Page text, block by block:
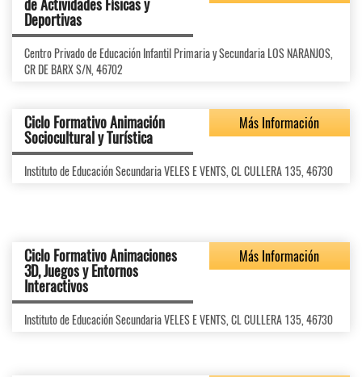
de Actividades Físicas y
Deportivas
Centro Privado de Educación Infantil Primaria y Secundaria LOS NARANJOS,
CR DE BARX S/N, 46702
Ciclo Formativo Animación
Sociocultural y Turística
Más Información
Instituto de Educación Secundaria VELES E VENTS, CL CULLERA 135, 46730
Ciclo Formativo Animaciones
3D, Juegos y Entornos
Interactivos
Más Información
Instituto de Educación Secundaria VELES E VENTS, CL CULLERA 135, 46730